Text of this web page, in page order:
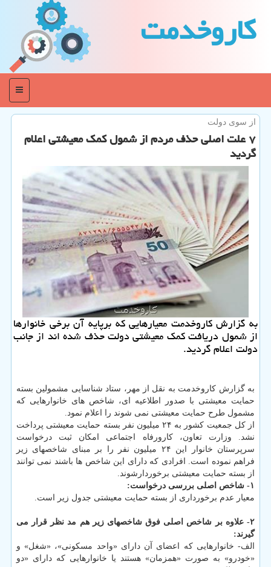
كاروخدمت
منو
از سوی دولت
۷ علت اصلی حذف مردم از شمول كمك معیشتی اعلام
گردید
به گزارش كاروخدمت معیارهایی كه برپایه آن برخی خانوارها
از شمول دریافت كمك معیشتی دولت حذف شده اند از جانب
دولت اعلام گردید.
به گزارش كاروخدمت به نقل از مهر، ستاد شناسایی مشمولین بسته
حمایت معیشتی با صدور اطلاعیه ای، شاخص ­های خانوارهایی كه
مشمول طرح حمایت معیشتی نمی شوند را اعلام نمود.
از كل جمعیت كشور به ۲۴ میلیون نفر بسته حمایت معیشتی پرداخت
نشد. وزارت تعاون، كارورفاه اجتماعی امكان ثبت درخواست
سرپرستان خانوار این ۲۴ میلیون نفر را بر مبنای شاخصهای زیر
فراهم نموده است. افرادی كه دارای این شاخص ها باشند نمی توانند
از بسته حمایت معیشتی برخوردارشوند.
۱- شاخص اصلی بررسی درخواست:
معیار عدم برخورداری از بسته حمایت معیشتی جدول زیر است.
۲- علاوه بر شاخص اصلی فوق شاخصهای زیر هم مد نظر قرار می
گیرند:
الف- خانوارهایی كه اعضای آن دارای «واحد مسكونی»، «شغل» و
«خودرو» به صورت «همزمان» هستند یا خانوارهایی كه دارای «دو